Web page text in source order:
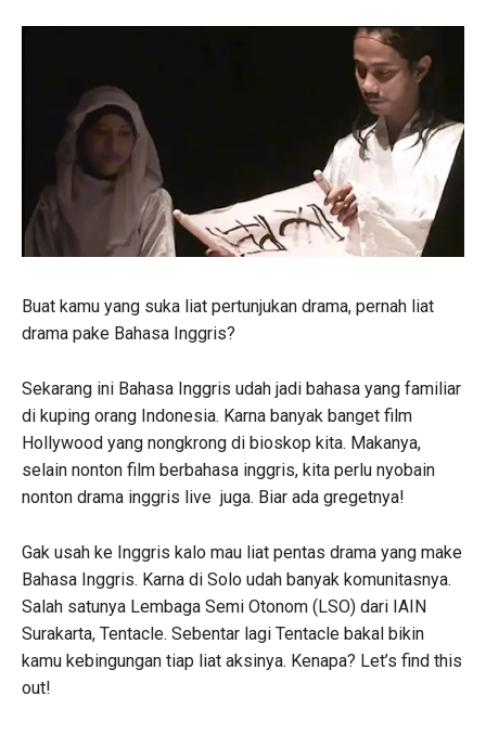
Buat kamu yang suka liat pertunjukan drama, pernah liat
drama pake Bahasa Inggris?
Sekarang ini Bahasa Inggris udah jadi bahasa yang familiar
di kuping orang Indonesia. Karna banyak banget film
Hollywood yang nongkrong di bioskop kita. Makanya,
selain nonton film berbahasa inggris, kita perlu nyobain
nonton drama inggris live juga. Biar ada gregetnya!
Gak usah ke Inggris kalo mau liat pentas drama yang make
Bahasa Inggris. Karna di Solo udah banyak komunitasnya.
Salah satunya Lembaga Semi Otonom (LSO) dari IAIN
Surakarta, Tentacle. Sebentar lagi Tentacle bakal bikin
kamu kebingungan tiap liat aksinya. Kenapa? Let’s find this
out!